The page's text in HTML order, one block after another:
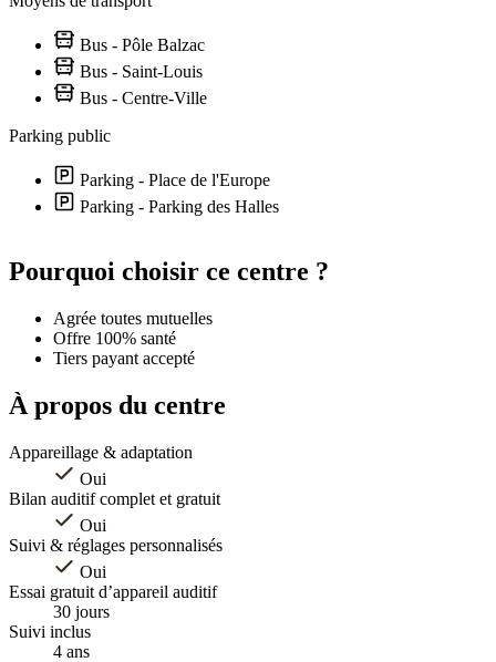
Bus - Pôle Balzac
Bus - Saint-Louis
Bus - Centre-Ville
Parking public
Parking - Place de l'Europe
Parking - Parking des Halles
+
Leaflet
Pourquoi choisir ce centre ?
Agrée toutes mutuelles
Offre 100% santé
Tiers payant accepté
À propos du centre
Appareillage & adaptation
Oui
Bilan auditif complet et gratuit
Oui
Suivi & réglages personnalisés
Oui
Essai gratuit d’appareil auditif
30 jours
Suivi inclus
4 ans